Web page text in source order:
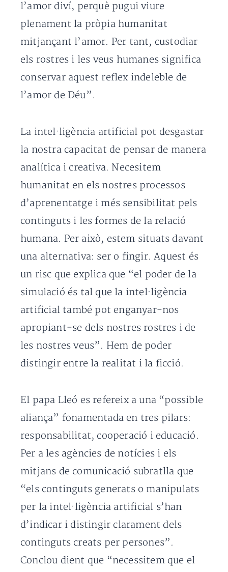
l’amor diví, perquè pugui viure
plenament la pròpia humanitat
mitjançant l’amor. Per tant, custodiar
els rostres i les veus humanes significa
conservar aquest reflex indeleble de
l’amor de Déu”.
La intel·ligència artificial pot desgastar
la nostra capacitat de pensar de manera
analítica i creativa. Necesitem
humanitat en els nostres processos
d’aprenentatge i més sensibilitat pels
continguts i les formes de la relació
humana. Per això, estem situats davant
una alternativa: ser o fingir. Aquest és
un risc que explica que “el poder de la
simulació és tal que la intel·ligència
artificial també pot enganyar-nos
apropiant-se dels nostres rostres i de
les nostres veus”. Hem de poder
distingir entre la realitat i la ficció.
El papa Lleó es refereix a una “possible
aliança” fonamentada en tres pilars:
responsabilitat, cooperació i educació.
Per a les agències de notícies i els
mitjans de comunicació subratlla que
“els continguts generats o manipulats
per la intel·ligència artificial s’han
d’indicar i distingir clarament dels
continguts creats per persones”.
Conclou dient que “necessitem que el